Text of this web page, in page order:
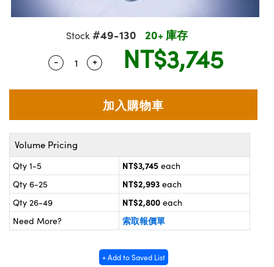
Sputtering) Coated Optics |
鍍）鍍膜光學元件
Elements (DOE) | 繞射光學
Lenses | 變焦鏡頭模組
Targets | 顯微鏡標靶
Stage Micrometers | 刻劃板或鏡
Mechanics | 顯微鏡用結構件
鏡
and Couplers | 中繼鏡或耦合鏡
Microscopes | 袖珍顯微鏡
鏡
and Optomechanics | 相
Cameras | 高速接口相
| 模擬相機
Development Systems
Optical Company
Components
Labs™
Stock #49-130 20+ 庫存
Quantity Selector
- Use the plus and minus buttons to
+ NT$3,745
Volume Pricing
Qty 1-5 NT$3,745 each
Qty 6-25
NT$2,993 each
Qty 26-49
NT$2,800 each
Need More?
索取報價單
+ Add to Saved List